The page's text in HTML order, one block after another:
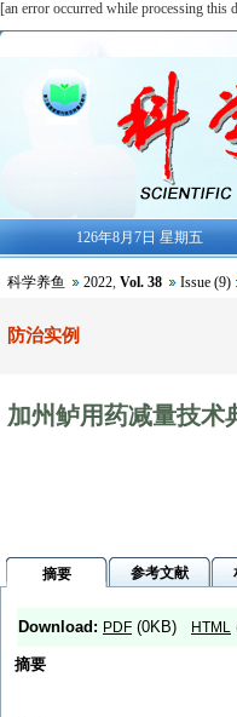
[an error occurred while processing this
126年8月7日 星期五
科学养鱼 2022, Vol. 38 Issue (9) :
防治实例
加州鲈用药减量技术
摘要 参考文献
Download: PDF (0KB) HTML
摘要